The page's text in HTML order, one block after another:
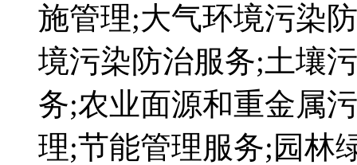
施管理;大气环境污染
境污染防治服务;土壤
务;农业面源和重金属
理;节能管理服务;园林